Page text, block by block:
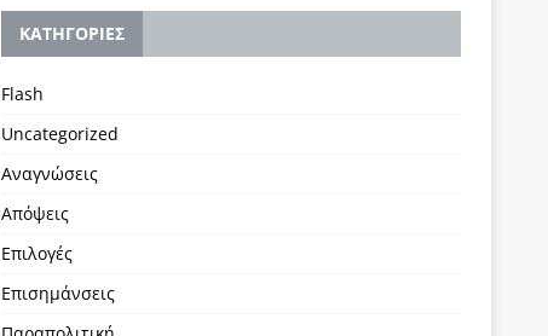
KΑΤΗΓΟΡΙΕΣ
Flash
Uncategorized
Αναγνώσεις
Απόψεις
Επιλογές
Επισημάνσεις